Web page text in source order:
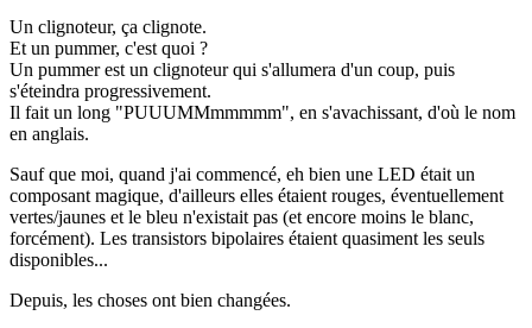
Un clignoteur, ça clignote.
Et un pummer, c'est quoi ?
Un pummer est un clignoteur qui s'allumera d'un coup, puis
s'éteindra progressivement.
Il fait un long "PUUUMMmmmmm", en s'avachissant, d'où le nom
en anglais.
Sauf que moi, quand j'ai commencé, eh bien une LED était un
composant magique, d'ailleurs elles étaient rouges, éventuellement
vertes/jaunes et le bleu n'existait pas (et encore moins le blanc,
forcément). Les transistors bipolaires étaient quasiment les seuls
disponibles...
Depuis, les choses ont bien changées.